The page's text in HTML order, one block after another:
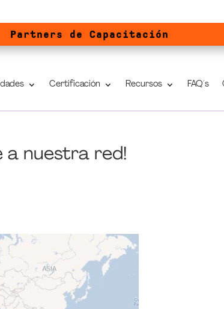
Partners de Capacitación
Certificación Recursos FAQ´s
a nuestra red!